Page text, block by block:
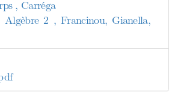
, Carréga
2 , Francinou, Gianella,